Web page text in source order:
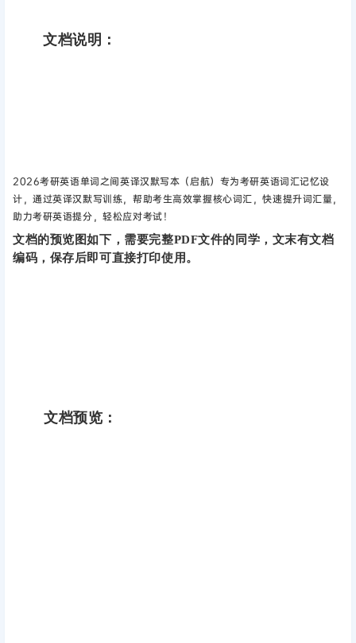
文档说明：
2026考研英语单词之间英译汉默写本（启航）专为考研英语词汇记忆设
计，通过英译汉默写训练，帮助考生高效掌握核心词汇，快速提升词汇量，
助力考研英语提分，轻松应对考试！
文档的预览图如下，需要完整PDF文件的同学，文末有文档
编码，保存后即可直接打印使用。
文档预览：